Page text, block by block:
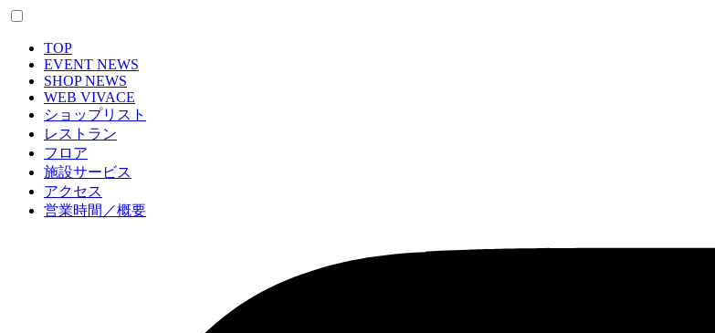
TOP
EVENT NEWS
SHOP NEWS
WEB VIVACE
ショップリスト
レストラン
フロア
施設サービス
アクセス
営業時間／概要